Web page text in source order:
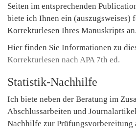
Seiten im entsprechenden
biete ich Ihnen ein (auszugsweises)
Korrekturlesen Ihres Manuskripts an.
Hier finden Sie Informationen zu
Korrekturlesen nach APA 7th ed.
Statistik-Nachhilfe
Ich biete neben der Beratung im
Abschlussarbeiten und
Nachhilfe zur Prüfungsvorbereitung